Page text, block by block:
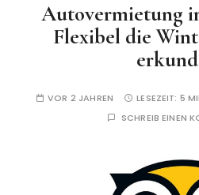
Autovermietung
Flexibel die
VOR 2 JAHREN LESEZEIT: 5
SCHREIB EINEN